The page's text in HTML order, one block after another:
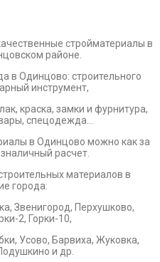
стройматериалы в
районе.
в Одинцово: строительного
инструмент,
краска, замки и фурнитура,
спецодежда…
в Одинцово можно как за
расчет.
материалов в
города:
Звенигород, Перхушково,
2, Горки-10,
Усово, Барвиха, Жуковка,
и др.